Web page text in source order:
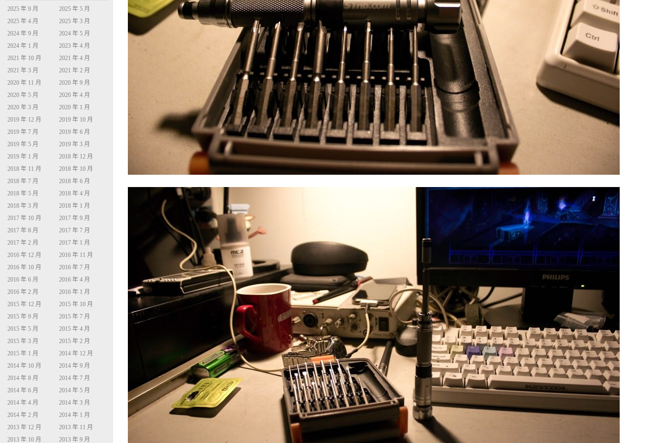
2025 年 9 月
2025 年 5 月
2025 年 4 月
2025 年 3 月
2024 年 9 月
2024 年 5 月
2024 年 1 月
2023 年 4 月
2021 年 10 月
2021 年 4 月
2021 年 3 月
2021 年 2 月
2020 年 11 月
2020 年 9 月
2020 年 5 月
2020 年 4 月
2020 年 3 月
2020 年 1 月
2019 年 12 月
2019 年 10 月
2019 年 7 月
2019 年 6 月
2019 年 5 月
2019 年 3 月
2019 年 1 月
2018 年 12 月
2018 年 11 月
2018 年 10 月
2018 年 7 月
2018 年 6 月
2018 年 5 月
2018 年 4 月
2018 年 3 月
2018 年 1 月
2017 年 10 月
2017 年 9 月
2017 年 8 月
2017 年 7 月
2017 年 2 月
2017 年 1 月
2016 年 12 月
2016 年 11 月
2016 年 10 月
2016 年 7 月
2016 年 6 月
2016 年 4 月
2016 年 2 月
2016 年 1 月
2015 年 12 月
2015 年 10 月
2015 年 9 月
2015 年 7 月
2015 年 5 月
2015 年 4 月
2015 年 3 月
2015 年 2 月
2015 年 1 月
2014 年 12 月
2014 年 10 月
2014 年 9 月
2014 年 8 月
2014 年 7 月
2014 年 6 月
2014 年 5 月
2014 年 4 月
2014 年 3 月
2014 年 2 月
2014 年 1 月
2013 年 12 月
2013 年 11 月
2013 年 10 月
2013 年 9 月